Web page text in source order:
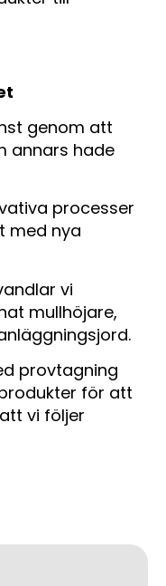
genom att
annars hade
processer
med nya
vi
mullhöjare,
provtagning
för att
vi följer